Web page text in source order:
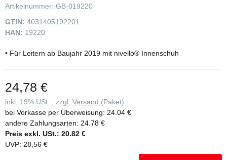
Artikelnummer: GB-019220
GTIN: 4031405192201
HAN: 19220
• Für Leitern ab Baujahr 2019 mit nivello® Innenschuh
24,78 €
inkl. 19% USt. , zzgl. Versand (Paket)
bei Vorkasse per Überweisung: 24.04 €
andere Zahlungsarten: 24.78 €
Preis exkl. USt.: 20.82 €
UVP: 28,56 €